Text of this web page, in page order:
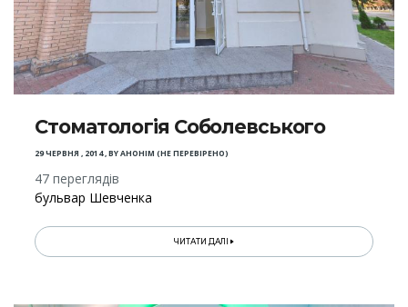
Стоматологія Соболевського
29 ЧЕРВНЯ , 2014,BYАНОНІМ (НЕ ПЕРЕВІРЕНО)
47 переглядів
бульвар Шевченка
ЧИТАТИ ДАЛІ